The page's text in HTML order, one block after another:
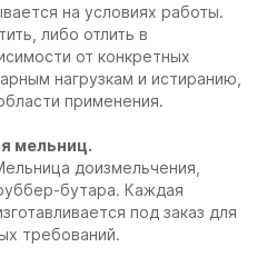
на условиях работы.
либо отлить в
от конкретных
нагрузкам и истиранию,
применения.
мельниц.
доизмельчения,
бутара. Каждая
под заказ для
требований.